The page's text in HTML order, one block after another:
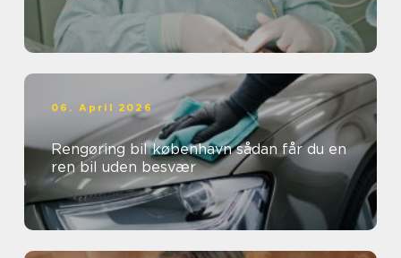
06. April 2026
Rengøring bil københavn sådan får du en
ren bil uden besvær